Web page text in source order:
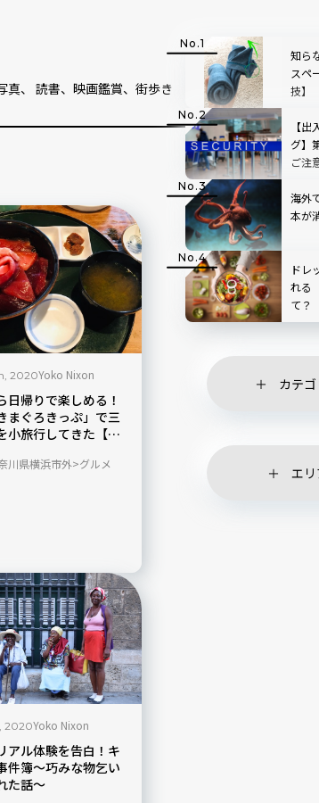
真、 読書、映画鑑賞、街歩き
2020Yoko Nixon
日帰りで楽しめる！
まぐろきっぷ」で三
小旅行してきた【神
川県横浜市外 グルメ
2020Yoko Nixon
アル体験を告白！キ
件簿〜巧みな物乞い
た話〜
知ら
スペ
技】
【
グ】
ご注
海外
本が
ドレ
れる
て？
カテ
エ